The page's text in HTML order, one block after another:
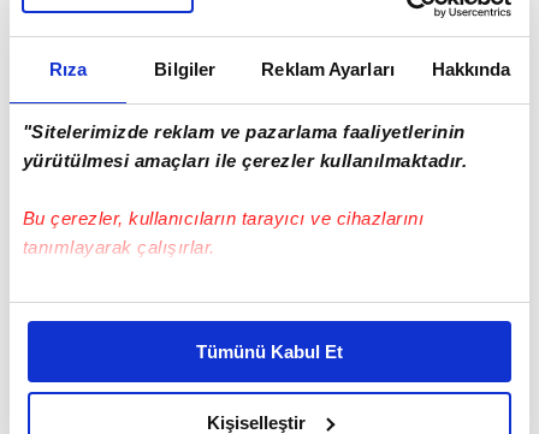
Rıza Bilgiler Reklam Ayarları Hakkında
"Sitelerimizde reklam ve pazarlama faaliyetlerinin
yürütülmesi amaçları ile çerezler kullanılmaktadır.
Bu çerezler, kullanıcıların tarayıcı ve cihazlarını
tanımlayarak çalışırlar.
Bu çerezlere izin vermeniz halinde sizlere özel
daha iyi reklam deneyimi yaşatabiliriz. Bunu yaparken
amacımızın size daha iyi bir reklam deneyimi sunmak
olduğunu ve sizlere en iyi içerikleri sunabilmek adına
Tümünü Kabul Et
Kişiselleştir